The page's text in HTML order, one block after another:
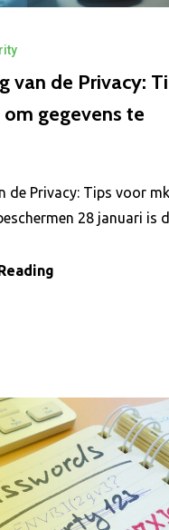
van de Privacy:
om gegevens te
de Privacy: Tips voor
28 januari is